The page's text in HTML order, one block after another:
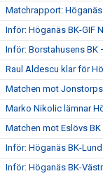
Matchrapport: Höganäs
Inför: Höganäs BK-GIF
Inför: Borstahusens BK
Raul Aldescu klar för
Matchen mot Jonstorps
Marko Nikolic lämnar
Matchen mot Eslövs BK
Inför: Höganäs BK-
Inför: Höganäs BK-